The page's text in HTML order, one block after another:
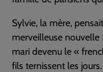
Sylvie, la mère,
merveilleuse nouvelle
mari devenu le «
fils ternissent les